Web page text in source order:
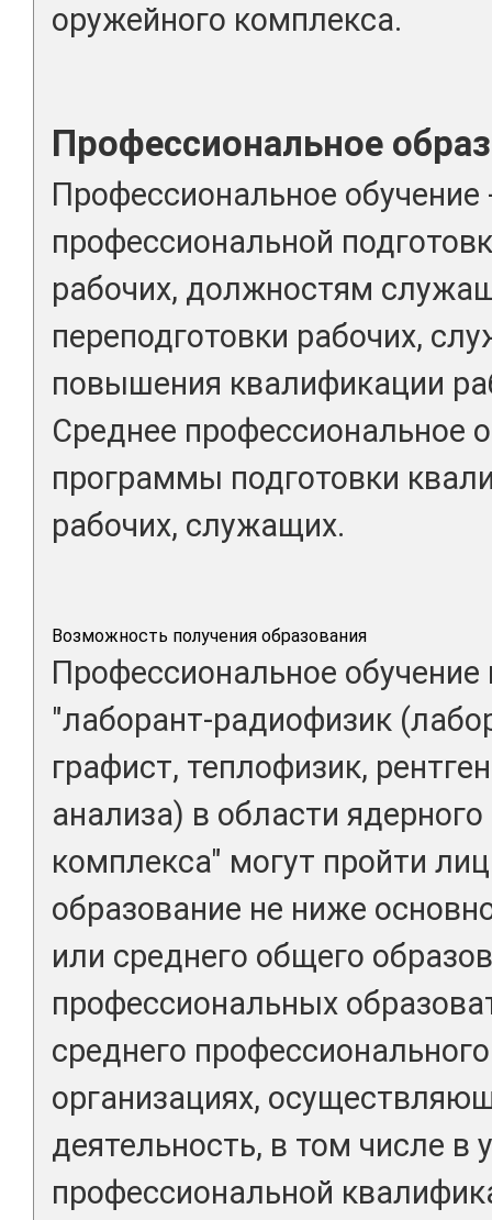
оружейного комплекса.
Профессиональное
Профессиональное
профессиональной
рабочих, должностям
переподготовки рабочих,
повышения квалификации
Среднее профессиональное
программы подготовки
рабочих, служащих.
Возможность получения образования
Профессиональное
"лаборант-радиофизик
графист, теплофизик,
анализа) в области
комплекса" могут пройти
образование не ниже
или среднего общего
профессиональных
среднего
организациях,
деятельность, в том числе в
профессиональной